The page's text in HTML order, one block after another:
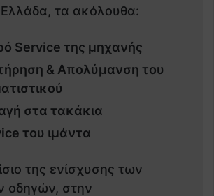
τα ακόλουθα:
Service της μηχανής
& Απολύμανση του
στα τακάκια
του ιμάντα
της ενίσχυσης των
οδηγών, στην